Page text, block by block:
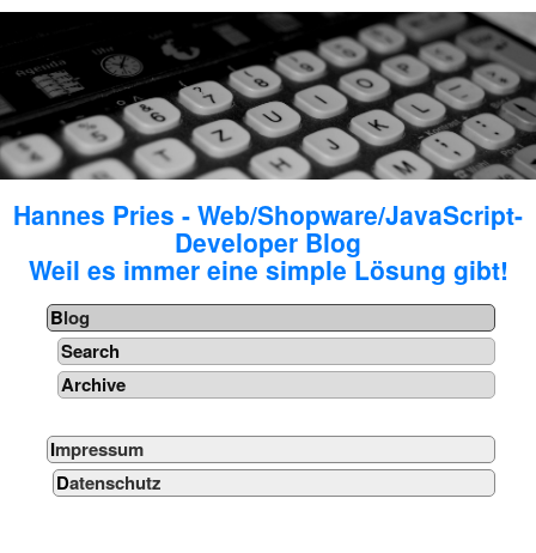
Hannes Pries - Web/Shopware/JavaScript-
Developer Blog
Weil es immer eine simple Lösung gibt!
Blog
Search
Archive
Impressum
Datenschutz